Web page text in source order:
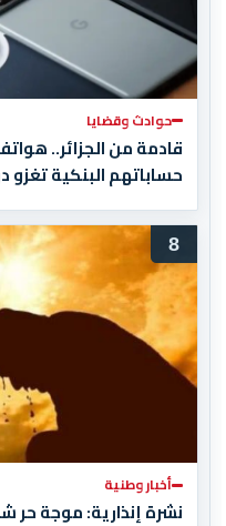
حوادث وقضايا
قادمة من الجزائر..
حساباتهم البنكية
8
أخبار وطنية